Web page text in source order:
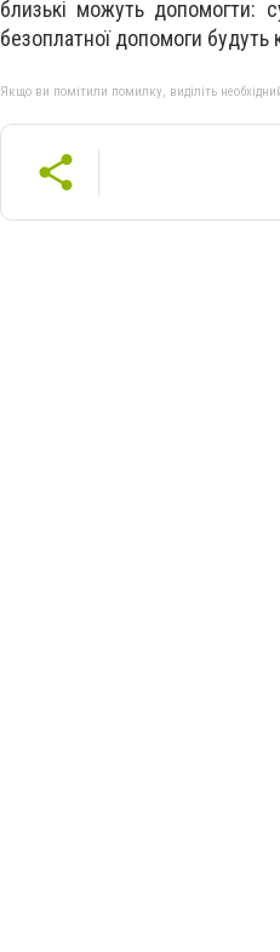
близькі можуть допомогти:
безоплатної допомоги будуть
Якщо ви помітили помилку, виділіть